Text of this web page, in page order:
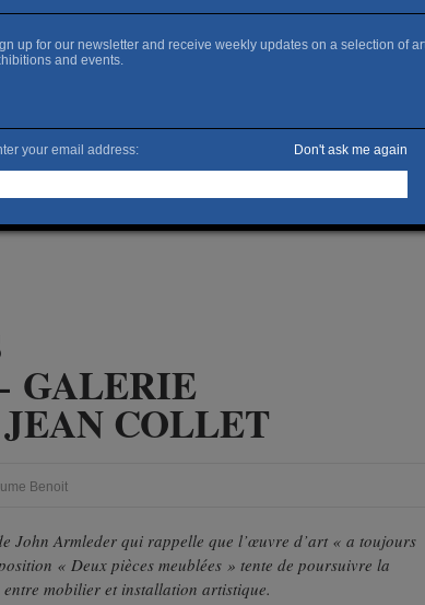
GALERIE
COLLET
Benoit
John Armleder qui rappelle que l’œuvre d’art « a toujours
« Deux pièces meublées » tente de poursuivre la
mobilier et installation artistique.